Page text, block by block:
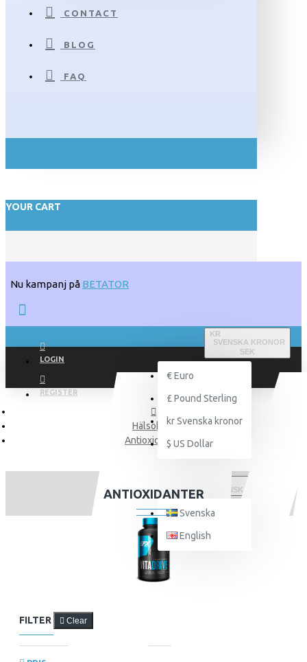
CONTACT
BLOG
FAQ
YOUR CART
Nu kampanj på BETATOR
LOGIN
REGISTER
KR
SVENSKA KRONOR
SEK
€ Euro
£ Pound Sterling
kr Svenska kronor
$ US Dollar
SVENSKA
Svenska
English
Hälsokost
Antioxidanter
ANTIOXIDANTER
FILTER Clear